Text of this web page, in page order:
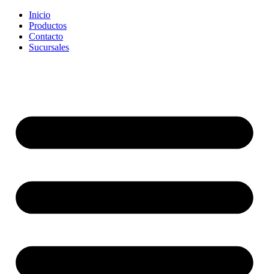
Inicio
Productos
Contacto
Sucursales